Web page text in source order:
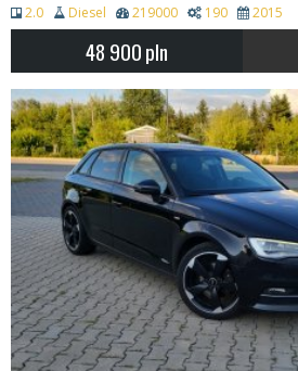
2.0 Diesel 219000 190 2015
48 900pln